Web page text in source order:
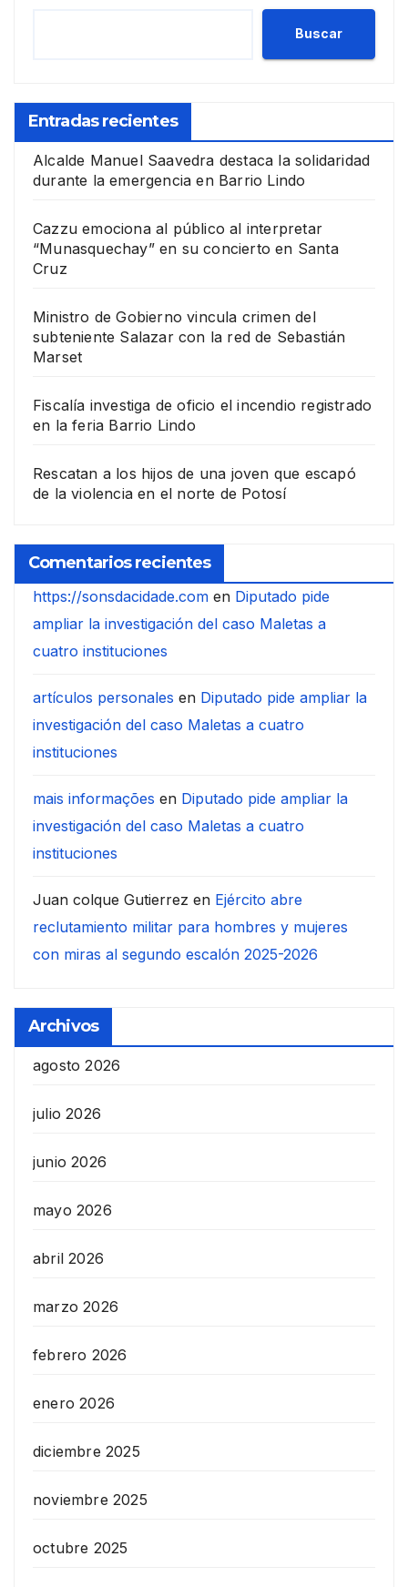
Buscar
Entradas recientes
Alcalde Manuel Saavedra destaca la solidaridad
durante la emergencia en Barrio Lindo
Cazzu emociona al público al interpretar
“Munasquechay” en su concierto en Santa
Cruz
Ministro de Gobierno vincula crimen del
subteniente Salazar con la red de Sebastián
Marset
Fiscalía investiga de oficio el incendio registrado
en la feria Barrio Lindo
Rescatan a los hijos de una joven que escapó
de la violencia en el norte de Potosí
Comentarios recientes
https://sonsdacidade.com en Diputado pide
ampliar la investigación del caso Maletas a
cuatro instituciones
artículos personales en Diputado pide ampliar la
investigación del caso Maletas a cuatro
instituciones
mais informações en Diputado pide ampliar la
investigación del caso Maletas a cuatro
instituciones
Juan colque Gutierrez en Ejército abre
reclutamiento militar para hombres y mujeres
con miras al segundo escalón 2025-2026
Archivos
agosto 2026
julio 2026
junio 2026
mayo 2026
abril 2026
marzo 2026
febrero 2026
enero 2026
diciembre 2025
noviembre 2025
octubre 2025